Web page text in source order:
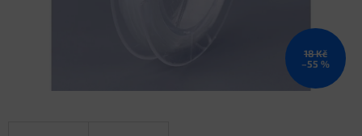
18 Kč
–55 %